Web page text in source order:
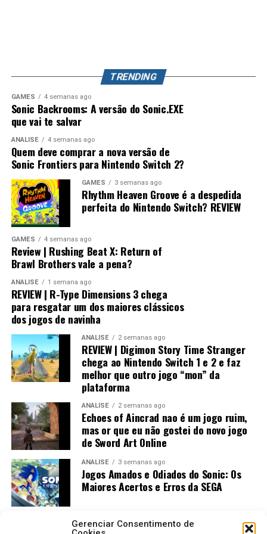
Gerenciar Consentimento de
mundo. Splatoon Raiders pode até parecer um spin-off,
mas também pode representar o primeiro passo para a
maior evolução que a série já teve.
Desempenho impressionante no
Switch 2 e um verdadeiro milagre no
Switch 1
Visualmente, o jogo impressiona bastante.
NoNintendo Switch 2
praticamente não fica devendo em relação às versões de
PlayStation 5 e Xbox, entregando uma experiência
muito próxima dos consoles mais potentes.
Nintendo Switch 1, o trabalho de otimização
TRENDING
GAMES 4 semanas ago
Sonic Backrooms: A versão do Sonic.EXE
que vai te salvar
ANÁLISE 4 semanas ago
Quem deve comprar a nova versão de
Sonic Frontiers para Nintendo Switch 2?
GAMES 3 semanas ago
Rhythm Heaven Groove é a despedida
perfeita do Nintendo Switch? REVIEW
GAMES 4 semanas ago
Review | Rushing Beat X: Return of
Brawl Brothers vale a pena?
ANÁLISE 1 semana ago
REVIEW | R-Type Dimensions 3 chega
para resgatar um dos maiores clássicos
dos jogos de navinha
ANÁLISE 2 semanas ago
REVIEW | Digimon Story Time Stranger
chega ao Nintendo Switch 1 e 2 e faz
melhor que outro jogo “mon” da
plataforma
ANÁLISE 2 semanas ago
Echoes of Aincrad nao é um jogo ruim,
mas or que eu não gostei do novo jogo
de Sword Art Online
ANÁLISE 3 semanas ago
Jogos Amados e Odiados do Sonic: Os
Maiores Acertos e Erros da SEGA